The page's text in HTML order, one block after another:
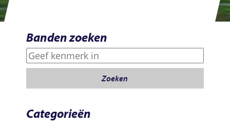
Banden zoeken
Zoeken
Zoeken
Categorieën